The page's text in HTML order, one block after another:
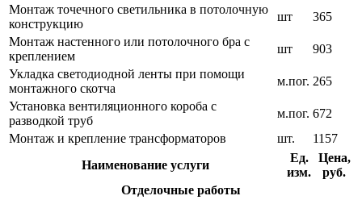
Монтаж точечного светильника в потолочную
конструкцию
шт
365
Монтаж настенного или потолочного бра с
креплением
шт
903
Укладка светодиодной ленты при помощи
монтажного скотча
м.пог. 265
Установка вентиляционного короба с
разводкой труб
м.пог. 672
Монтаж и крепление трансформаторов
шт.
1157
Наименование услуги
Ед.
изм.
Цена,
руб.
Отделочные работы